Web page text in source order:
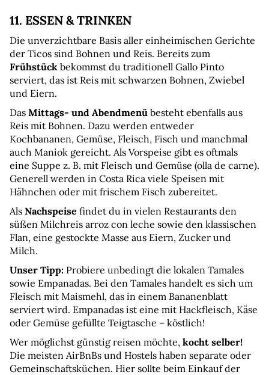
11. ESSEN & TRINKEN
Die unverzichtbare Basis aller einheimischen Gerichte
Frühstück bekommst du traditionell Gallo Pinto
serviert, das ist Reis mit schwarzen Bohnen, Zwiebel
und Eiern.
Das Mittags- und Abendmenü besteht ebenfalls aus
Reis mit Bohnen. Dazu werden entweder
Kochbananen, Gemüse, Fleisch, Fisch und manchmal
auch Maniok gereicht. Als Vorspeise gibt es oftmals
eine Suppe z. B. mit Fleisch und Gemüse (olla de carne).
Generell werden in Costa Rica viele Speisen mit
Hähnchen oder mit frischem Fisch zubereitet.
Als Nachspeise findet du in vielen Restaurants den
süßen Milchreis arroz con leche sowie den klassischen
Flan, eine gestockte Masse aus Eiern, Zucker und
Milch.
Unser Tipp: Probiere unbedingt die lokalen Tamales
sowie Empanadas. Bei den Tamales handelt es sich um
Fleisch mit Maismehl, das in einem Bananenblatt
serviert wird. Empanadas ist eine mit Hackfleisch, Käse
oder Gemüse gefüllte Teigtasche – köstlich!
Wer möglichst günstig reisen möchte, kocht selber!
Die meisten AirBnBs und Hostels haben separate oder
Gemeinschaftsküchen. Hier sollte beim Einkauf der